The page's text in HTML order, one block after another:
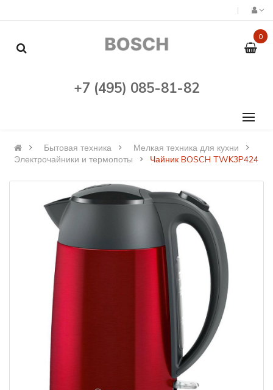
0
+7 (495) 085-81-82
Бытовая техника
Мелкая техника для кухни
Электрочайники и термопоты
Чайник BOSCH TWK3P424